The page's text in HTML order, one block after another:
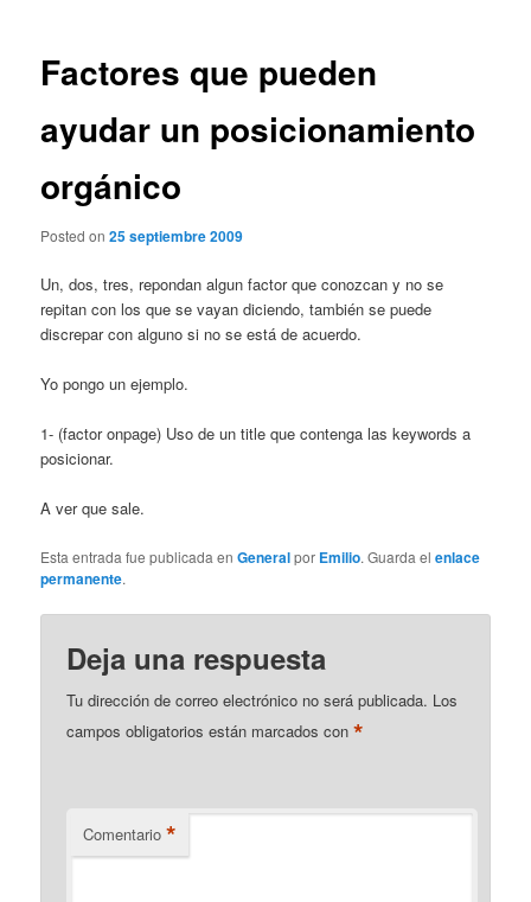
Factores que pueden
ayudar un posicionamiento
orgánico
Posted on25 septiembre 2009
Un, dos, tres, repondan algun factor que conozcan y no se
repitan con los que se vayan diciendo, también se puede
discrepar con alguno si no se está de acuerdo.
Yo pongo un ejemplo.
1- (factor onpage) Uso de un title que contenga las keywords a
posicionar.
A ver que sale.
Esta entrada fue publicada enGeneralpor Emilio. Guarda elenlace
permanente.
Deja una respuesta
Tu dirección de correo electrónico no será publicada. Los
campos obligatorios están marcados con*
Comentario *